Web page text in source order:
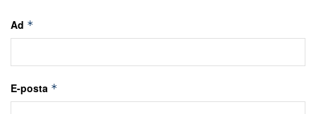
Ad *
E-posta *